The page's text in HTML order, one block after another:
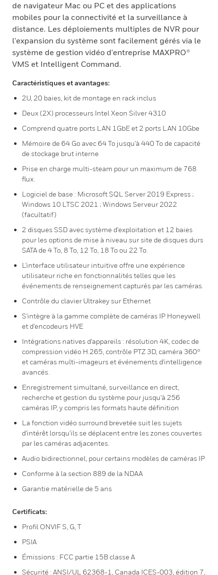
de navigateur Mac ou PC et des applications
mobiles pour la connectivité et la surveillance à
distance. Les déploiements multiples de NVR pour
l'expansion du système sont facilement gérés via le
système de gestion vidéo d'entreprise MAXPRO®
VMS et Intelligent Command.
Caractéristiques et avantages:
2U, 20 baies, kit de montage en rack inclus
Deux (2X) processeurs Intel Xeon Silver 4310
Comprend quatre ports LAN 1GbE et 2 ports LAN 10Gbe
Mémoire de 64 Go avec 64 To jusqu'à 440 To de capacité
de stockage brut interne
Prise en charge multi-steam pour un maximum de 768
flux.
Logiciel de base : Microsoft SQL Server 2019 Express ;
Windows 10 LTSC 2021 ; Windows Serveur 2022
(facultatif)
2 disques SSD avec système d'exploitation et 12 baies
pour les options de mise à niveau sur site de disques durs
SATA de 4 To, 8 To, 12 To, 18 To ou 22 To.
L'interface utilisateur intuitive offre une expérience
utilisateur riche en fonctionnalités telles que les
événements de renseignement capturés par les caméras.
Contrôle du clavier Ultrakey sur Ethernet
S'intègre à la gamme complète de caméras IP Honeywell
et d'encodeurs HVE
Intégrations natives d'appareils : résolution 4K, codec de
compression vidéo H.265, contrôle PTZ 3D, caméra 360°
et caméras multi-imageurs et événements d'intelligence
avancés.
Enregistrement simultané, surveillance en direct,
recherche et gestion du système pour jusqu'à 256
caméras IP, y compris les formats haute définition
La fonction vidéo surround brevetée suit les sujets
d'intérêt lorsqu'ils se déplacent entre les zones couvertes
par les caméras adjacentes.
Audio bidirectionnel, pour certains modèles de caméras IP
Conforme à la section 889 de la NDAA
Garantie matérielle de 5 ans
Certificats:
Profil ONVIF S, G, T
PSIA
Émissions : FCC partie 15B classe A
Sécurité : ANSI/UL 62368-1, Canada ICES-003, édition 7,